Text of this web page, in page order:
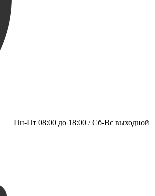
Пн-Пт 08:00 до 18:00 / Сб-Вс выходной